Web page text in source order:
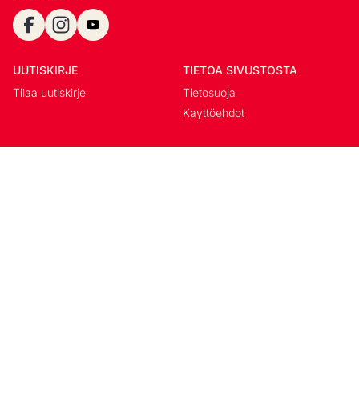
UUTISKIRJE
Tilaa uutiskirje
TIETOA SIVUSTOSTA
Tietosuoja
Kayttöehdot